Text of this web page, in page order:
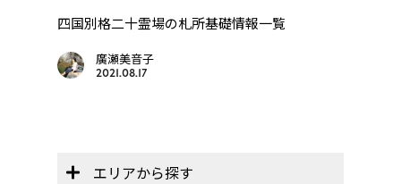
四国別格二十霊場の札所基礎情報一覧
廣瀬美音子
2021.08.17
エリアから探す